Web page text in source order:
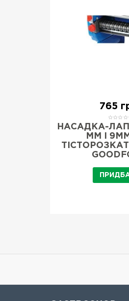
765
НАСАДКА-
ММ І